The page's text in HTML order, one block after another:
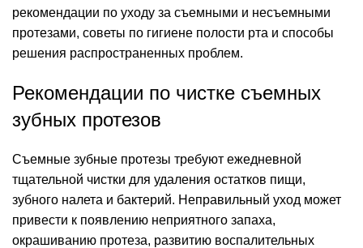
рекомендации по уходу за съемными и несъемными
протезами, советы по гигиене полости рта и способы
решения распространенных проблем.
Рекомендации по чистке съемных
зубных протезов
Съемные зубные протезы требуют ежедневной
тщательной чистки для удаления остатков пищи,
зубного налета и бактерий. Неправильный уход может
привести к появлению неприятного запаха,
окрашиванию протеза, развитию воспалительных